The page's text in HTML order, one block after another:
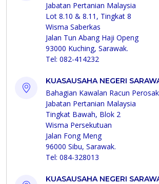
Jabatan Pertanian Malaysia
Lot 8.10 & 8.11, Tingkat 8
Wisma Saberkas
Jalan Tun Abang Haji Openg
93000 Kuching, Sarawak.
Tel: 082-414232
KUASAUSAHA NEGERI
Bahagian Kawalan Racun
Jabatan Pertanian Malaysia
Tingkat Bawah, Blok 2
Wisma Persekutuan
Jalan Fong Meng
96000 Sibu, Sarawak.
Tel: 084-328013
KUASAUSAHA NEGERI